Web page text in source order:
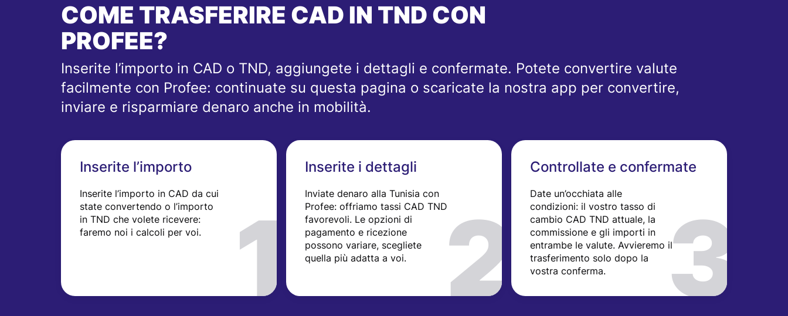
COME TRASFERIRE CAD IN TND CON
PROFEE?
Inserite l’importo in CAD o TND, aggiungete i dettagli e confermate. Potete convertire valute
facilmente con Profee: continuate su questa pagina o scaricate la nostra app per convertire,
inviare e risparmiare denaro anche in mobilità.
Inserite l’importo
Inserite l’importo in CAD da cui
state convertendo o l’importo
in TND che volete ricevere:
faremo noi i calcoli per voi.
Inserite i dettagli
Inviate denaro alla Tunisia con
Profee: offriamo tassi CAD TND
favorevoli. Le opzioni di
pagamento e ricezione
possono variare, scegliete
quella più adatta a voi.
Controllate e confermate
Date un’occhiata alle
condizioni: il vostro tasso di
cambio CAD TND attuale, la
commissione e gli importi in
entrambe le valute. Avvieremo il
trasferimento solo dopo la
vostra conferma.